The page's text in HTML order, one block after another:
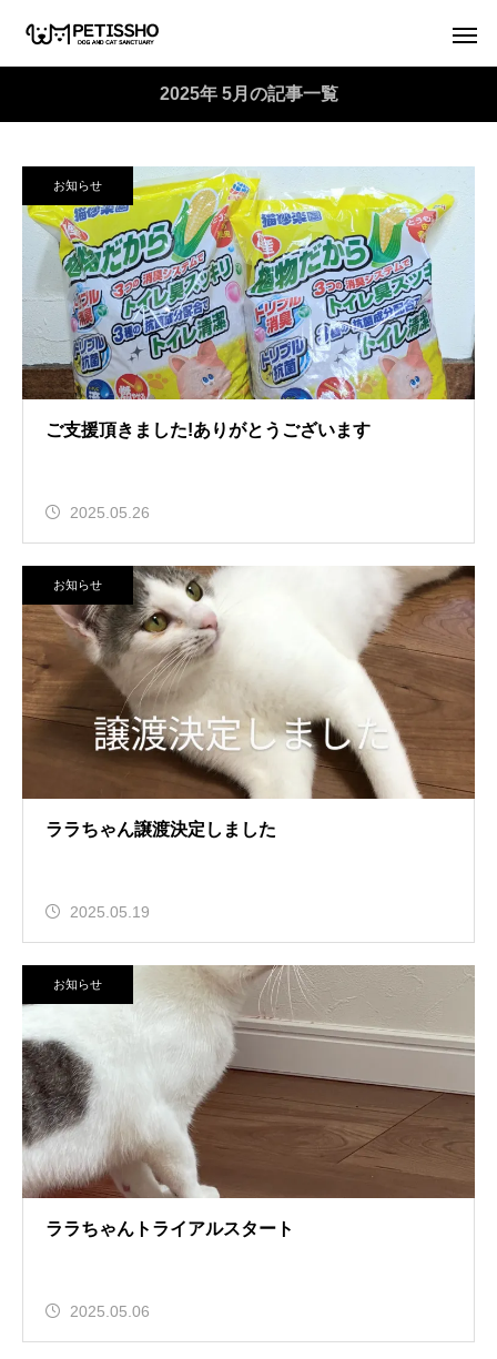
2025年 5月の記事一覧
お知らせ
ご支援頂きました!ありがとうございます
2025.05.26
お知らせ
ララちゃん譲渡決定しました
2025.05.19
お知らせ
ララちゃんトライアルスタート
2025.05.06